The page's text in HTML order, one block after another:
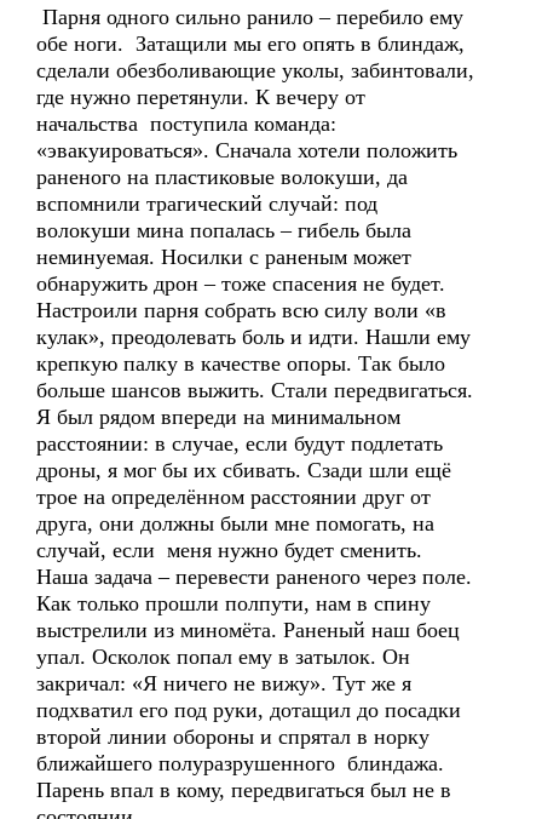
Парня одного сильно ранило – перебило ему
обе ноги. Затащили мы его опять в блиндаж,
сделали обезболивающие уколы, забинтовали,
где нужно перетянули. К вечеру от
начальства поступила команда:
«эвакуироваться». Сначала хотели положить
раненого на пластиковые волокуши, да
вспомнили трагический случай: под
волокуши мина попалась – гибель была
неминуемая. Носилки с раненым может
обнаружить дрон – тоже спасения не будет.
Настроили парня собрать всю силу воли «в
кулак», преодолевать боль и идти. Нашли ему
крепкую палку в качестве опоры. Так было
больше шансов выжить. Стали передвигаться.
Я был рядом впереди на минимальном
расстоянии: в случае, если будут подлетать
дроны, я мог бы их сбивать. Сзади шли ещё
трое на определённом расстоянии друг от
друга, они должны были мне помогать, на
случай, если меня нужно будет сменить.
Наша задача – перевести раненого через поле.
Как только прошли полпути, нам в спину
выстрелили из миномёта. Раненый наш боец
упал. Осколок попал ему в затылок. Он
закричал: «Я ничего не вижу». Тут же я
подхватил его под руки, дотащил до посадки
второй линии обороны и спрятал в норку
ближайшего полуразрушенного блиндажа.
Парень впал в кому, передвигаться был не в